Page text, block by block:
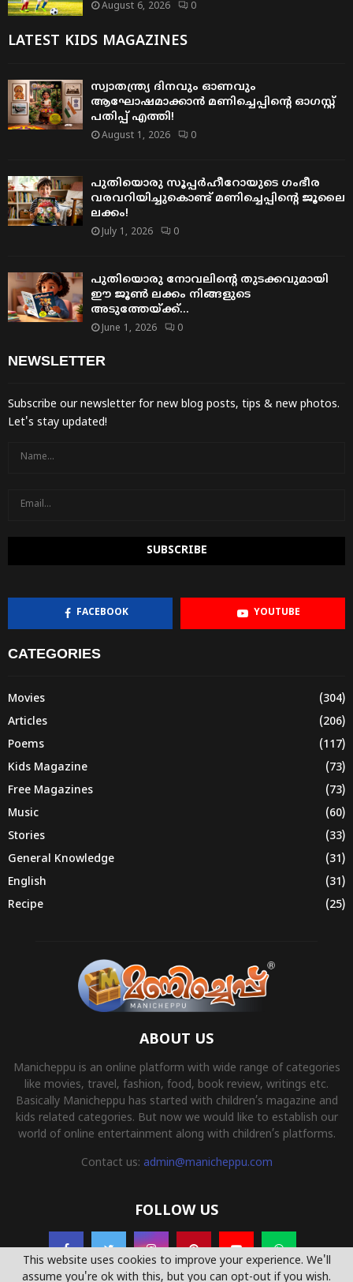
August 6, 2026 0
LATEST KIDS MAGAZINES
സ്വാതന്ത്ര്യ ദിനവും ഓണവും
ആഘോഷമാക്കാൻ മണിച്ചെപ്പിന്റെ ഓഗസ്റ്റ്
പതിപ്പ് എത്തി!
August 1, 2026 0
പുതിയൊരു സൂപ്പർഹീറോയുടെ ഗംഭീര
വരവറിയിച്ചുകൊണ്ട് മണിച്ചെപ്പിന്റെ ജൂലൈ
ലക്കം!
July 1, 2026 0
പുതിയൊരു നോവലിന്റെ തുടക്കവുമായി
ഈ ജൂൺ ലക്കം നിങ്ങളുടെ
അടുത്തേയ്ക്ക്…
June 1, 2026 0
NEWSLETTER
Subscribe our newsletter for new blog posts, tips & new photos.
Let's stay updated!
FACEBOOK YOUTUBE
CATEGORIES
Movies
(304)
Articles
(206)
Poems
(117)
Kids Magazine
(73)
Free Magazines
(73)
Music
(60)
Stories
(33)
General Knowledge
(31)
English
(31)
Recipe
(25)
ABOUT US
Manicheppu is an online platform with wide range of categories
like movies, travel, fashion, food, book review, writings etc.
Basically Manicheppu has started with children’s magazine and
kids related categories. But now we would like to establish our
world of online entertainment along with children’s platforms.
Contact us: admin@manicheppu.com
FOLLOW US
This website uses cookies to improve your experience. We'll
assume you're ok with this, but you can opt-out if you wish.